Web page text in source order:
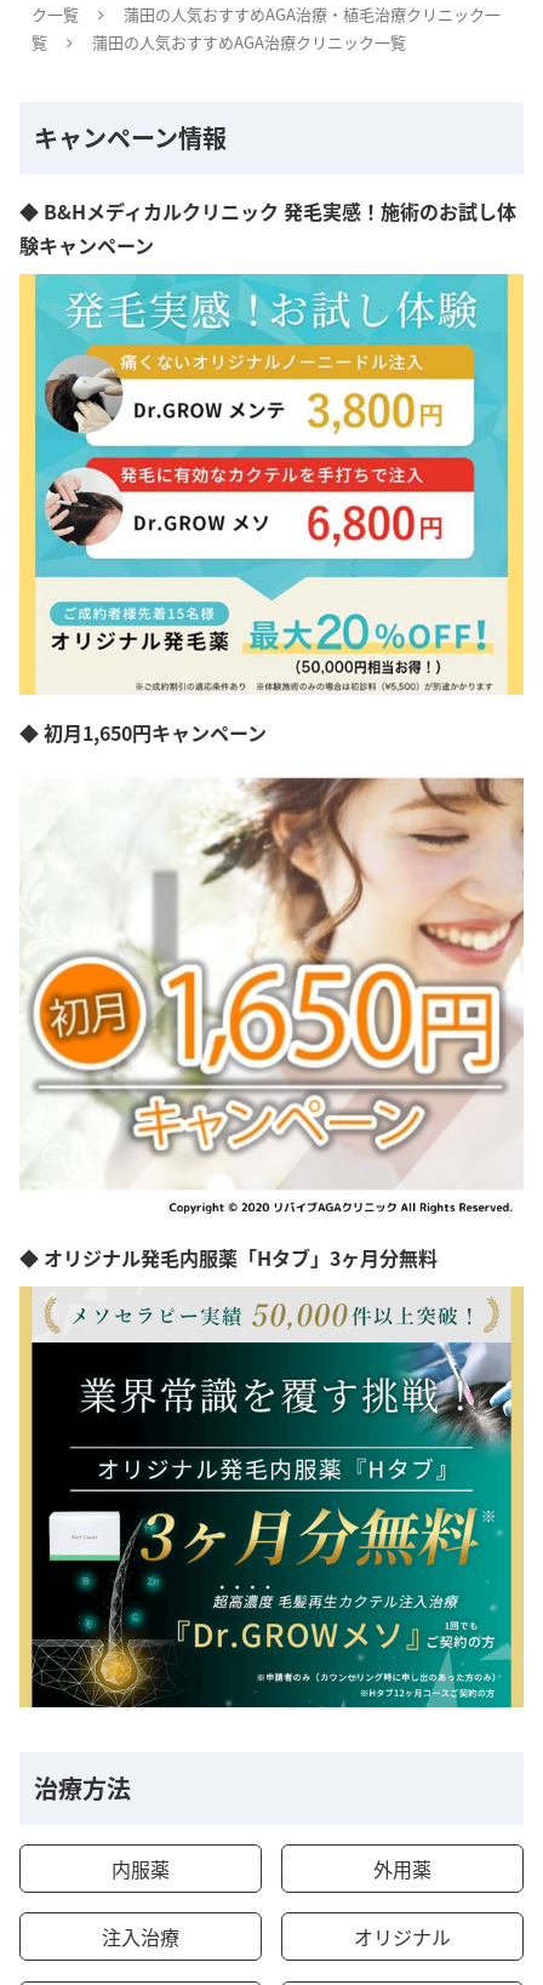
ク一覧
蒲田の人気おすすめAGA治療・植毛治療クリニック一
覧
蒲田の人気おすすめAGA治療クリニック一覧
キャンペーン情報
◆ B&Hメディカルクリニック 発毛実感！施術のお試し体
験キャンペーン
◆ 初月1,650円キャンペーン
◆ オリジナル発毛内服薬「Hタブ」3ヶ月分無料
治療方法
内服薬 外用薬
注入治療 オリジナル